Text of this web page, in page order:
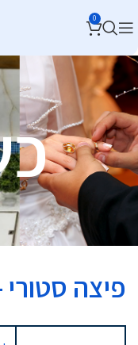
0
פיצה סטורי